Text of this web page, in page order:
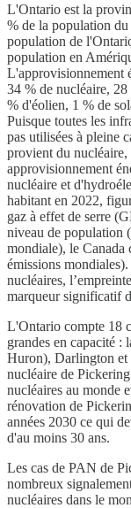
L'Ontario est la
% de la population
population de
population en
L'approvisionnement
34 % de nucléaire,
% d'éolien, 1 % de
Puisque toutes les
pas utilisées à pleine
provient du nucléaire,
approvisionnement
nucléaire et
habitant en 2022,
gaz à effet de serre
niveau de population
mondiale), le Canada
émissions
nucléaires,
marqueur significatif
L'Ontario compte 18
grandes en capacité :
Huron), Darlington et
nucléaire de
nucléaires au monde
rénovation de
années 2030 ce qui
d'au moins 30 ans.
Les cas de PAN de
nombreux
nucléaires dans le